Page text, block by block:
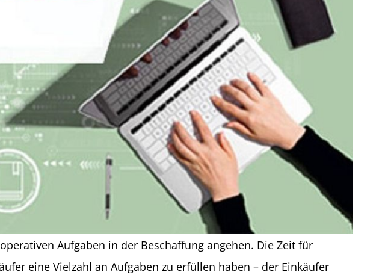
Aufgaben in der Beschaffung angehen. Die Zeit für
eine Vielzahl an Aufgaben zu erfüllen haben – der Einkäufer